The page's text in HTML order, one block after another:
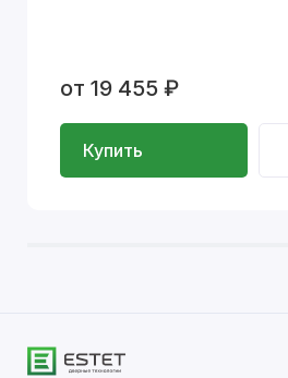
от 19 455 ₽
Купить